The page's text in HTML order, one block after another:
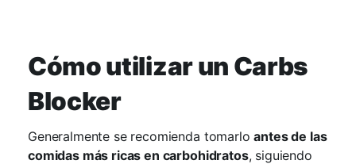
Cómo utilizar un Carbs
Blocker
Generalmente se recomienda tomarloantes de las
comidas más ricas en carbohidratos, siguiendo